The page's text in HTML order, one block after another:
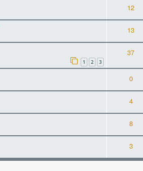
12
13
1 2 3
37
0
4
8
3